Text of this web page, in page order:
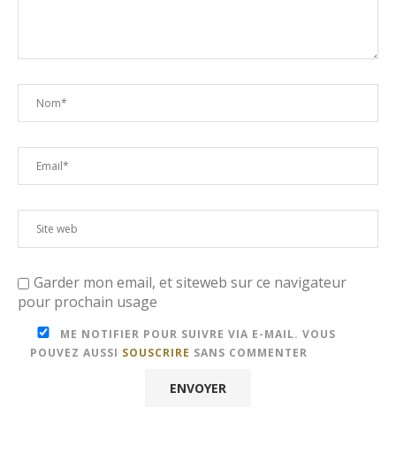
Garder mon email, et siteweb sur ce navigateur
pour prochain usage
ME NOTIFIER POUR SUIVRE VIA E-MAIL. VOUS
POUVEZ AUSSI SOUSCRIRE SANS COMMENTER